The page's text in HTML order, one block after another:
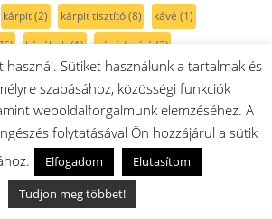
kárpit(2) kárpit tisztító(8) kávé (1)
kávébab(1) kávédaráló(3)
kés(73) késtartó(33) késtartó csavar (2)
kétszintes (3) kézi gyalu
(7)
kézimixer(31) kézi porszívó(79) kör(4)
(4) kör fűtőbetét(4)
körkés(15) kötél(11) központi egység
használ. Sütiket használunk a tartalmak és
szabásához, közösségi funkciók
weboldalforgalmunk elemzéséhez. A
folytatásával Ön hozzájárul a sütik
Elfogadom
Elutasítom
Tudjon meg többet!